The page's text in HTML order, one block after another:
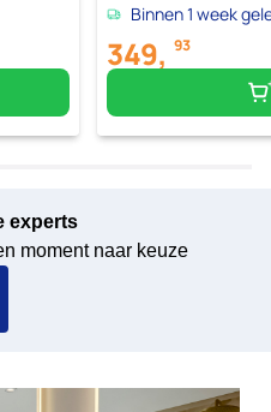
Binnen 1 week
349, 93
experts
moment naar keuze